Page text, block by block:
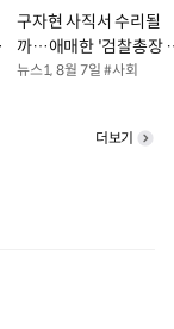
구자현 사직서 수리될
까…애매한 '검찰총장
대행' 체제 일주일째
뉴스1, 8월 7일 #사회
더보기